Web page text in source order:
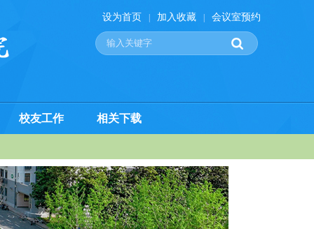
设为首页 加入收藏 会议室预约
校友工作 相关下载